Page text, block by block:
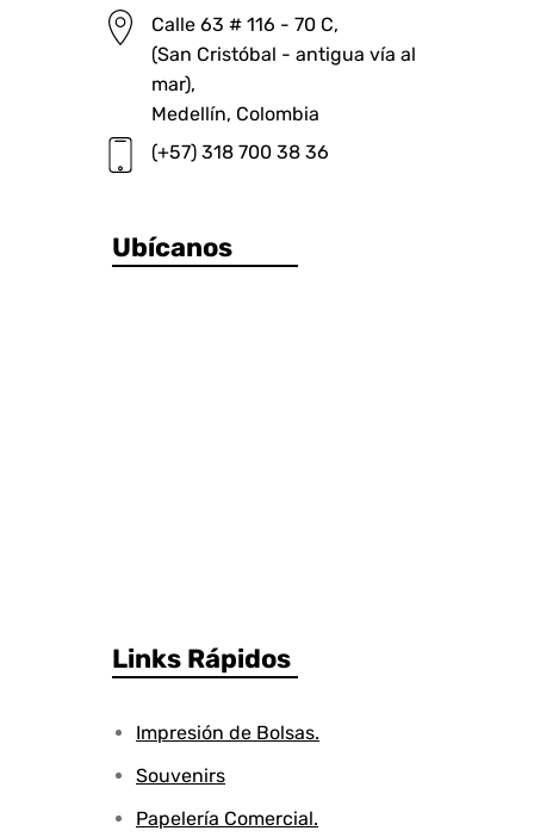
Calle 63 # 116 - 70 C,
(San Cristóbal - antigua vía al
mar),
Medellín, Colombia
(+57) 318 700 38 36
Ubícanos
Links Rápidos
Impresión de Bolsas.
Souvenirs
Papelería Comercial.